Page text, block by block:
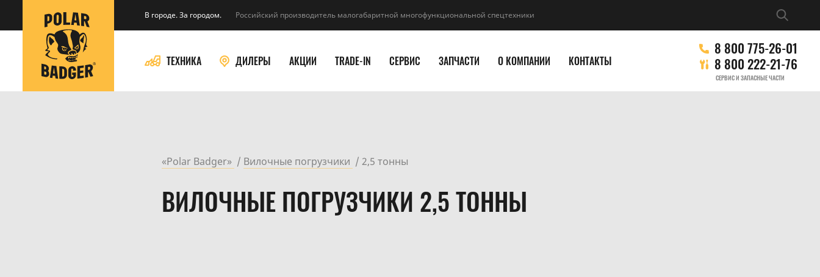
В городе. За городом. Российский производитель малогабаритной многофункциональной спецтехники
ТЕХНИКА ДИЛЕРЫ АКЦИИ TRADE-IN СЕРВИС ЗАПЧАСТИ О КОМПАНИИ КОНТАКТЫ
8 800 775-26-01
8 800 222-21-76
СЕРВИС И ЗАПАСНЫЕ ЧАСТИ
«Polar Badger» Вилочные погрузчики 2,5 тонны
ВИЛОЧНЫЕ ПОГРУЗЧИКИ 2,5 ТОННЫ